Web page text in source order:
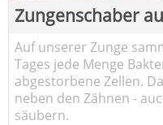
Zungenschaber
Auf unserer Zunge
Tages jede Menge
abgestorbene Zellen.
neben den Zähnen -
säubern.